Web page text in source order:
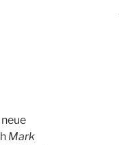
Mark